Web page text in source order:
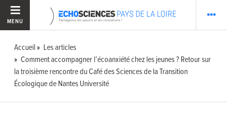
MENU
Accueil
Les articles
Comment accompagner l’écoanxiété chez les jeunes ? Retour sur
la troisième rencontre du Café des Sciences de la Transition
Écologique de Nantes Université